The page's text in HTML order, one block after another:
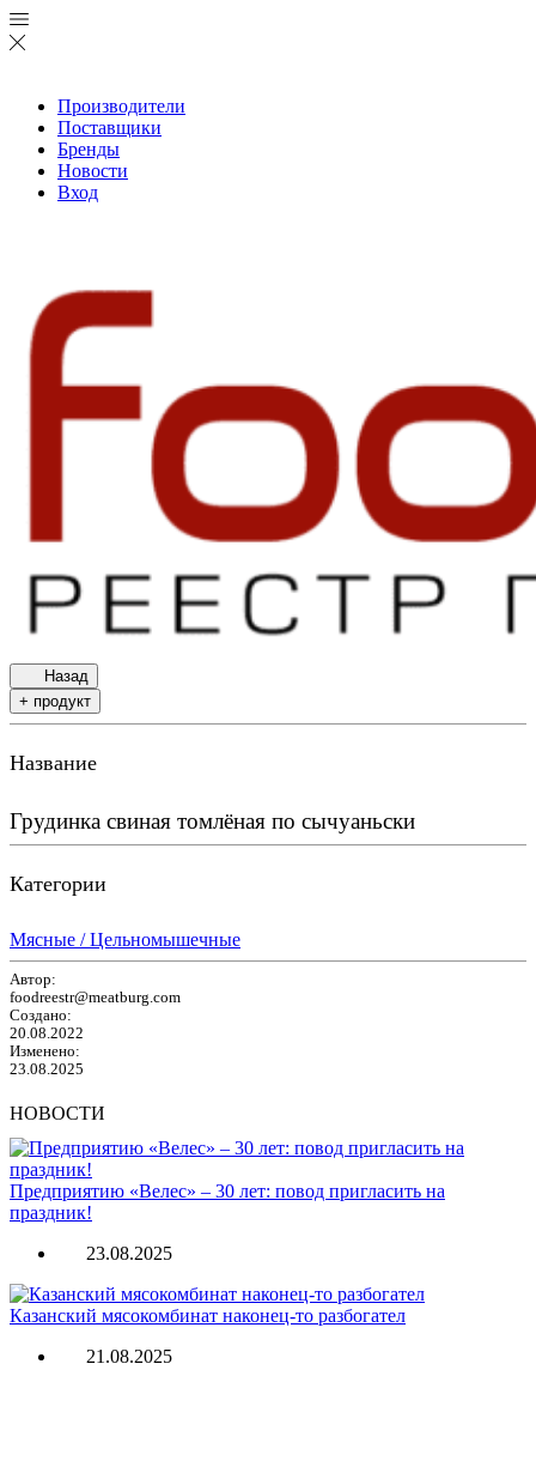
Производители
Поставщики
Бренды
Новости
Вход
Назад
+ продукт
Название
Грудинка свиная томлёная по сычуаньски
Категории
Мясные / Цельномышечные
Автор:
foodreestr@meatburg.com
Создано:
20.08.2022
Изменено:
23.08.2025
НОВОСТИ
Предприятию «Велес» – 30 лет: повод пригласить на
праздник!
23.08.2025
Казанский мясокомбинат наконец-то разбогател
21.08.2025